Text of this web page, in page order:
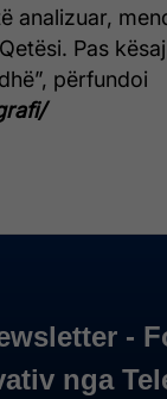
analizuar,
Pas
përfundoi